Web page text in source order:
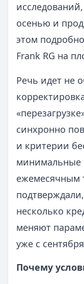
осенью и
этом
Frank RG на
Речь идет не
синхронно
и критерии
минимальные
ежемесячным
несколько
меняют
уже с
Почему